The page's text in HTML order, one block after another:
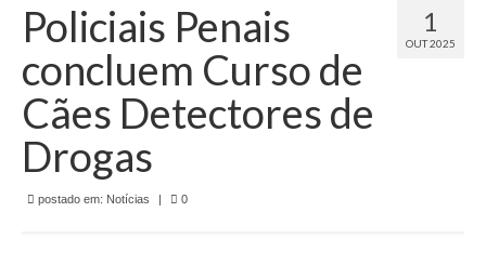
Institucional
Diretoria Sindsppen
Histórico do Sindsppen
Histórico do Sistema Penitenciário do Estado
de Mato Grosso
1
OUT 2025
Policiais Penais
concluem Curso de
Cães Detectores de
Drogas
postado em: Notícias | 0